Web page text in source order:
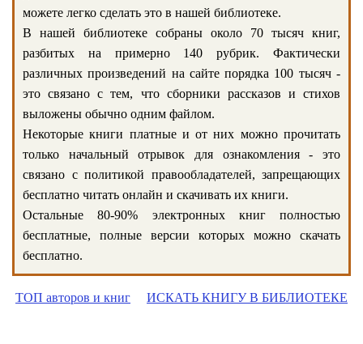
можете легко сделать это в нашей библиотеке.
В нашей библиотеке собраны около 70 тысяч книг,
разбитых на примерно 140 рубрик. Фактически
различных произведений на сайте порядка 100 тысяч -
это связано с тем, что сборники рассказов и стихов
выложены обычно одним файлом.
Некоторые книги платные и от них можно прочитать
только начальный отрывок для ознакомления - это
связано с политикой правообладателей, запрещающих
бесплатно читать онлайн и скачивать их книги.
Остальные 80-90% электронных книг полностью
бесплатные, полные версии которых можно скачать
бесплатно.
ТОП авторов и книг ИСКАТЬ КНИГУ В БИБЛИОТЕКЕ